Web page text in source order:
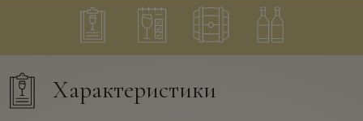
Характеристики